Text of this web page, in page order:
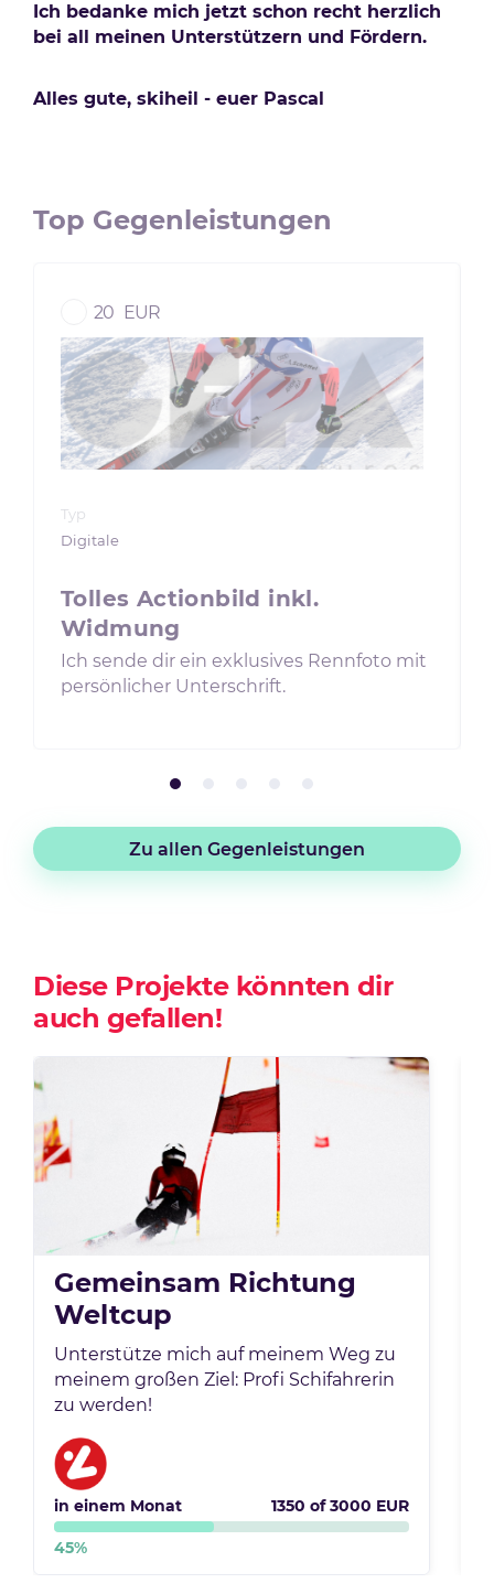
Ich bedanke mich jetzt schon recht herzlich
bei all meinen Unterstützern und Fördern.
Alles gute, skiheil - euer Pascal
Top Gegenleistungen
20 EUR
Typ
Digitale
Tolles Actionbild inkl.
Widmung
Ich sende dir ein exklusives Rennfoto mit
persönlicher Unterschrift.
Zu allen Gegenleistungen
Diese Projekte könnten dir
auch gefallen!
Gemeinsam Richtung
Weltcup
Unterstütze mich auf meinem Weg zu
meinem großen Ziel: Profi Schifahrerin
zu werden!
in einem Monat 1350 of3000 EUR
45%